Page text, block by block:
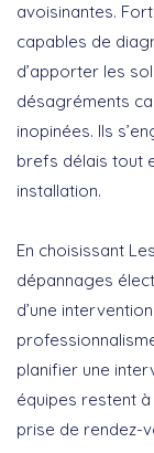
avoisinantes.
capables de
d’apporter les
désagréments
inopinées. Ils
brefs délais tout
installation.
En choisissant
dépannages
d’une
planifier une
équipes restent
prise de rendez-